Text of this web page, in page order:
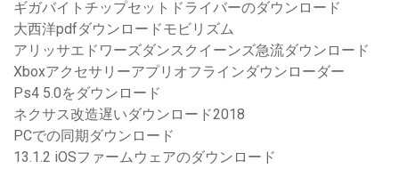
ギガバイトチップセットドライバーのダウンロード
大西洋pdfダウンロードモビリズム
アリッサエドワーズダンスクイーンズ急流ダウンロード
Xboxアクセサリーアプリオフラインダウンローダー
Ps4 5.0をダウンロード
ネクサス改造遅いダウンロード2018
PCでの同期ダウンロード
13.1.2 iOSファームウェアのダウンロード